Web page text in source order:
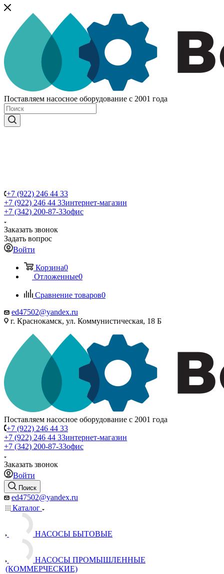
Поставляем насосное оборудование с 2001 года
+7 (922) 246 44 33
+7 (922) 246 44 33интернет-магазин
+7 (342) 200-87-33офис
Заказать звонок
Задать вопрос
Войти
Корзина0
Отложенные0
Сравнение товаров0
ed47502@yandex.ru
г. Краснокамск, ул. Коммунистическая, 18 Б
Поставляем насосное оборудование с 2001 года
+7 (922) 246 44 33
+7 (922) 246 44 33интернет-магазин
+7 (342) 200-87-33офис
Заказать звонок
Войти
Поиск
ed47502@yandex.ru
Каталог
НАСОСЫ БЫТОВЫЕ
НАСОСЫ ПРОМЫШЛЕННЫЕ
(КОММЕРЧЕСКИЕ)